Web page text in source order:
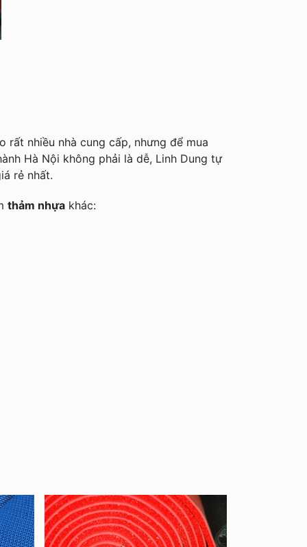
nhiều nhà cung cấp, nhưng để mua
Hà Nội không phải là dễ, Linh Dung tự
rẻ nhất.
thảm nhựa khác: